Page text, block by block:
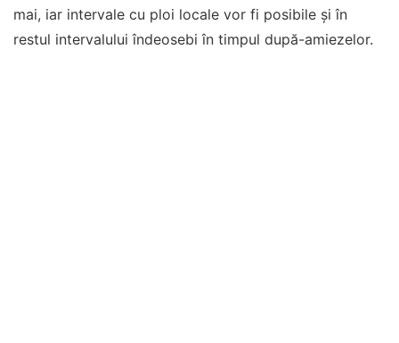
mai, iar intervale cu ploi locale vor fi posibile și în
restul intervalului îndeosebi în timpul după-amiezelor.